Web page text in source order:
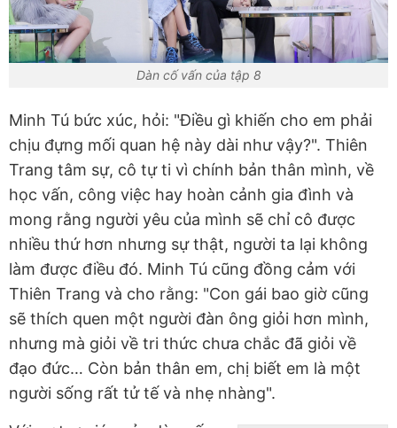
Dàn cố vấn của tập 8
Minh Tú bức xúc, hỏi: "Điều gì khiến cho em phải
chịu đựng mối quan hệ này dài như vậy?". Thiên
Trang tâm sự, cô tự ti vì chính bản thân mình, về
học vấn, công việc hay hoàn cảnh gia đình và
mong rằng người yêu của mình sẽ chỉ cô được
nhiều thứ hơn nhưng sự thật, người ta lại không
làm được điều đó. Minh Tú cũng đồng cảm với
Thiên Trang và cho rằng: "Con gái bao giờ cũng
sẽ thích quen một người đàn ông giỏi hơn mình,
nhưng mà giỏi về tri thức chưa chắc đã giỏi về
đạo đức… Còn bản thân em, chị biết em là một
người sống rất tử tế và nhẹ nhàng".